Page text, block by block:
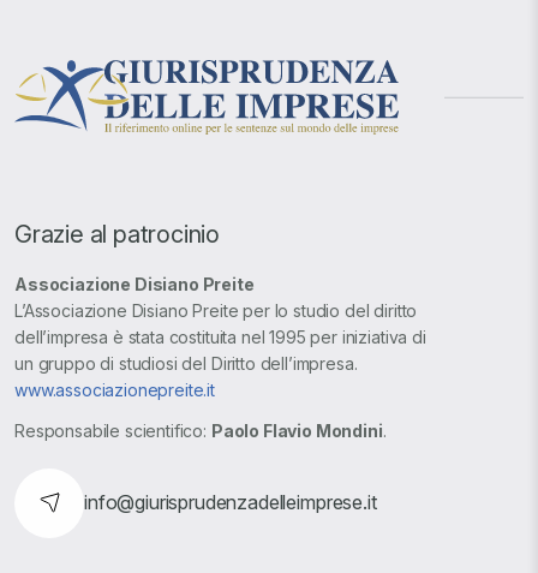
Grazie al patrocinio
Associazione Disiano Preite
L’Associazione Disiano Preite per lo studio del diritto
dell’impresa è stata costituita nel 1995 per iniziativa di
un gruppo di studiosi del Diritto dell’impresa.
www.associazionepreite.it
Responsabile scientifico: Paolo Flavio Mondini.
info@giurisprudenzadelleimprese.it